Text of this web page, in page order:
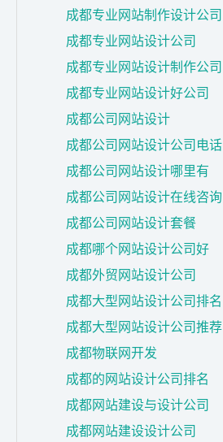
成都专业网站制作设计公司
成都专业网站设计公司
成都专业网站设计制作公司
成都专业网站设计好公司
成都公司网站设计
成都公司网站设计公司电话
成都公司网站设计哪里有
成都公司网站设计在线咨询
成都公司网站设计套餐
成都哪个网站设计公司好
成都外贸网站设计公司
成都大型网站设计公司排名
成都大型网站设计公司推荐
成都物联网开发
成都的网站设计公司排名
成都网站建设与设计公司
成都网站建设设计公司